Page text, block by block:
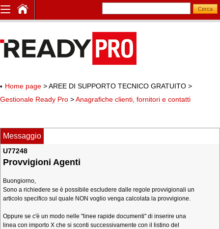
Home page > AREE DI SUPPORTO TECNICO GRATUITO >
Gestionale Ready Pro >Anagrafiche clienti, fornitori e contatti
Messaggio
U77248
Provvigioni Agenti
Buongiorno,
Sono a richiedere se è possibile escludere dalle regole provvigionali un
articolo specifico sul quale NON voglio venga calcolata la provvigione.
Oppure se c'è un modo nelle "linee rapide documenti" di inserire una
linea con importo X che si sconti successivamente con il listino del